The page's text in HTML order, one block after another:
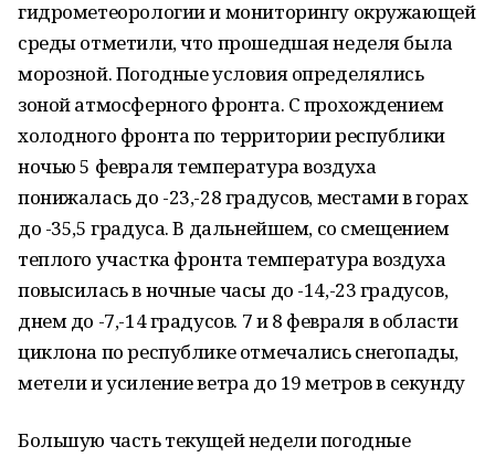
гидрометеорологии и мониторингу окружающей
среды отметили, что прошедшая неделя была
морозной. Погодные условия определялись
зоной атмосферного фронта. С прохождением
холодного фронта по территории республики
ночью 5 февраля температура воздуха
понижалась до -23,-28 градусов, местами в горах
до -35,5 градуса. В дальнейшем, со смещением
теплого участка фронта температура воздуха
повысилась в ночные часы до -14,-23 градусов,
днем до -7,-14 градусов. 7 и 8 февраля в области
циклона по республике отмечались снегопады,
метели и усиление ветра до 19 метров в секунду
Большую часть текущей недели погодные